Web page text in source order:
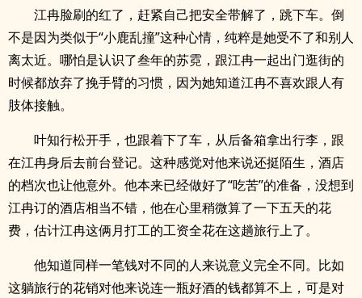
江冉脸刷的红了，赶紧自己把安全带解了，跳下车。倒
不是因为类似于“小鹿乱撞”这种心情，纯粹是她受不了和别人
离太近。哪怕是认识了叁年的苏霓，跟江冉一起出门逛街的
时候都放弃了挽手臂的习惯，因为她知道江冉不喜欢跟人有
肢体接触。
叶知行松开手，也跟着下了车，从后备箱拿出行李，跟
在江冉身后去前台登记。这种感觉对他来说还挺陌生，酒店
的档次也让他意外。他本来已经做好了“吃苦”的准备，没想到
江冉订的酒店相当不错，他在心里稍微算了一下五天的花
费，估计江冉这俩月打工的工资全花在这趟旅行上了。
他知道同样一笔钱对不同的人来说意义完全不同。比如
这躺旅行的花销对他来说连一瓶好酒的钱都算不上，可是对